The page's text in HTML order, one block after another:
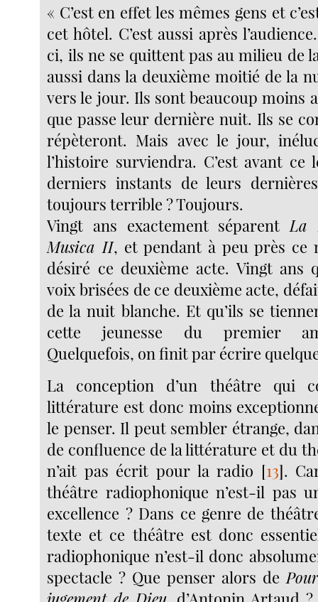
« C’est en effet les mêmes gens et
cet hôtel. C’est aussi après
ci, ils ne se quittent pas au milieu de
aussi dans la deuxième moitié de la
vers le jour. Ils sont beaucoup moins
que passe leur dernière nuit. Ils se
répèteront. Mais avec le jour,
l’histoire surviendra. C’est avant
derniers instants de leurs
toujours terrible ? Toujours.
Vingt ans exactement séparent La
Musica II, et pendant à peu près ce
désiré ce deuxième acte. Vingt ans
voix brisées de ce deuxième acte,
de la nuit blanche. Et qu’ils se
cette jeunesse du premier
Quelquefois, on finit par écrire
La conception d’un théâtre qui
littérature est donc moins
le penser. Il peut sembler étrange,
de confluence de la littérature et du
n’ait pas écrit pour la radio [13].
théâtre radiophonique n’est-il pas
excellence ? Dans ce genre de
texte et ce théâtre est donc
radiophonique n’est-il donc
spectacle ? Que penser alors de